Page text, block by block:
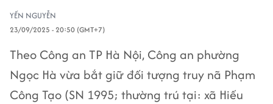
YẾN NGUYỄN
23/09/2025 - 20:50 (GMT+7)
Theo Công an TP Hà Nội, Công an phường
Ngọc Hà vừa bắt giữ đối tượng truy nã Phạm
Công Tạo (SN 1995; thường trú tại: xã Hiếu